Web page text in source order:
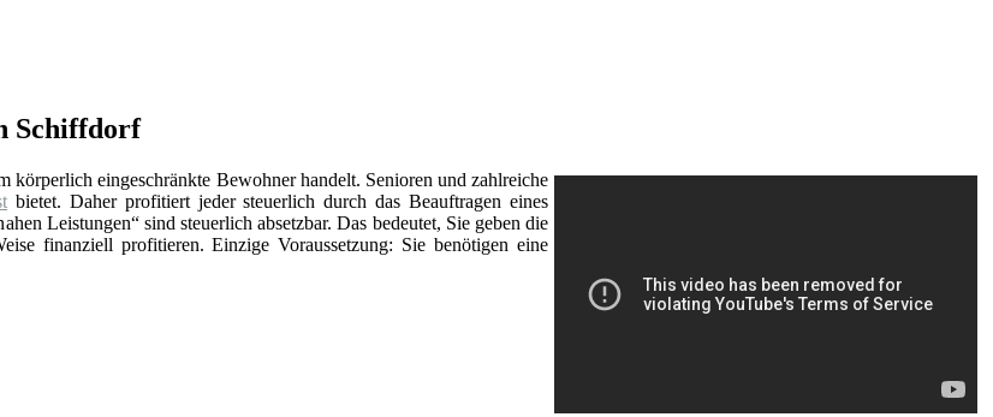
Schiffdorf
körperlich eingeschränkte Bewohner handelt. Senioren und zahlreiche
bietet. Daher profitiert jeder steuerlich durch das Beauftragen eines
Leistungen“ sind steuerlich absetzbar. Das bedeutet, Sie geben die
finanziell profitieren. Einzige Voraussetzung: Sie benötigen eine